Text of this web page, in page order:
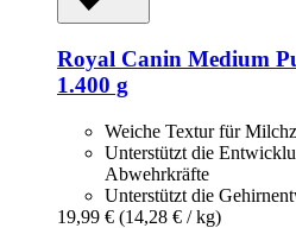
Royal Canin Medium
1.400 g
Weiche Textur für
Unterstützt die
Abwehrkräfte
Unterstützt die
19,99 € (14,28 € / kg)